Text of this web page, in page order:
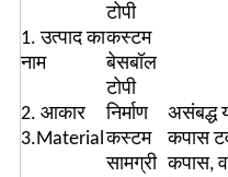
टोपी
1. उत्पाद का
नाम
कस्टम
बेसबॉल
टोपी
2. आकार
निर्माण
असंबद्ध
3.Material कस्टम
सामग्री
कपास
कपास,